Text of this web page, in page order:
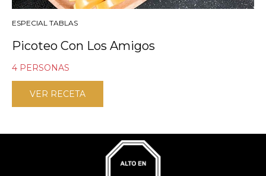
ESPECIAL TABLAS
Picoteo Con Los Amigos
4 PERSONAS
VER RECETA